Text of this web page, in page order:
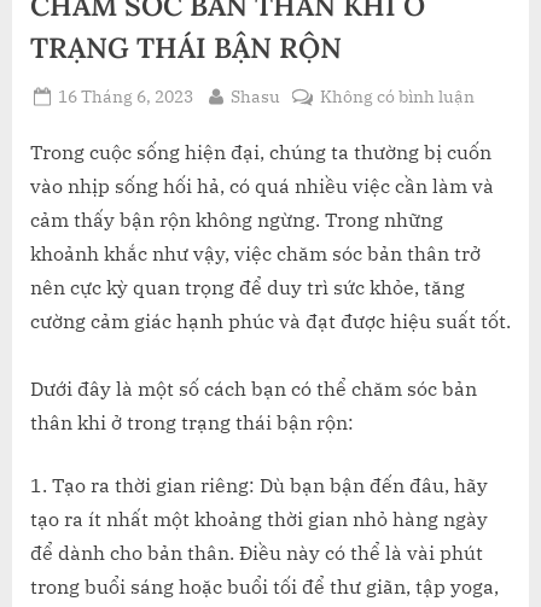
TRẠNG THÁI BẬN RỘN
Posted
16 Tháng 6, 2023 By
Shasu Không có bình luậnở
SÓC
BẢN
Ở
THÁI
Trong cuộc sống hiện đại, chúng ta thường bị cuốn
vào nhịp sống hối hả, có quá nhiều việc cần làm và
cảm thấy bận rộn không ngừng. Trong những
khoảnh khắc như vậy, việc chăm sóc bản thân trở
nên cực kỳ quan trọng để duy trì sức khỏe, tăng
cường cảm giác hạnh phúc và đạt được hiệu suất tốt.
Dưới đây là một số cách bạn có thể chăm sóc bản
thân khi ở trong trạng thái bận rộn:
Tạo ra thời gian riêng: Dù bạn bận đến đâu, hãy
tạo ra ít nhất một khoảng thời gian nhỏ hàng ngày
để dành cho bản thân. Điều này có thể là vài phút
trong buổi sáng hoặc buổi tối để thư giãn, tập yoga,